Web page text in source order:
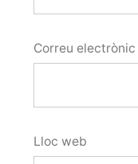
Correu electrònic
Lloc web